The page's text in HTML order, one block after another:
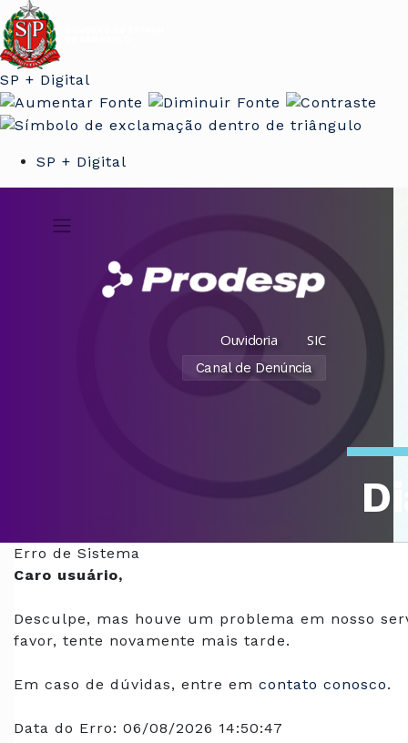
SP + Digital
SP + Digital
Ouvidoria SIC
Canal de Denúncia
Erro de Sistema
Caro usuário,
Desculpe, mas houve um problema em nosso
favor, tente novamente mais tarde.
Em caso de dúvidas, entre em contato conosco.
Data do Erro: 06/08/2026 14:50:47